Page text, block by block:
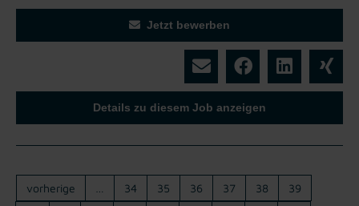
Jetzt bewerben
Details zu diesem Job anzeigen
vorherige 34 35 36 37 38
39